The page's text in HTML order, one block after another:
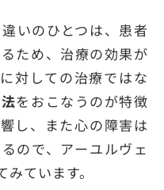
いのひとつは、患者
ため、治療の効果が
対しての治療ではな
をおこなうのが特徴
し、また心の障害は
ので、アーユルヴェ
ています。